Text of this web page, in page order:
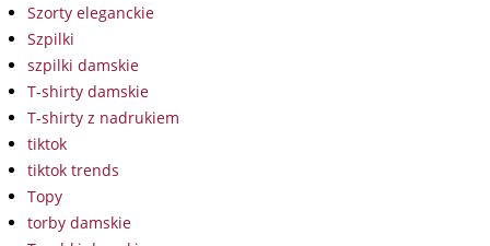
Szorty eleganckie
Szpilki
szpilki damskie
T-shirty damskie
T-shirty z nadrukiem
tiktok
tiktok trends
Topy
torby damskie